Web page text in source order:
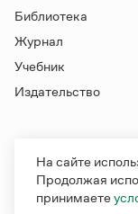
Библиотека
Журнал
Учебник
Издательство
На сайте
Продолжая
принимаете